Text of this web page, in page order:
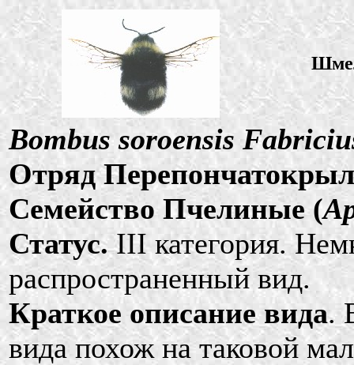
Bombus soroensis
Отряд
Семейство Пчелиные (
Статус.III категория.
распространенный вид.
Краткое описание вида.
вида похож на таковой